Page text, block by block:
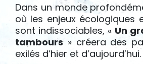
Dans un monde
où les enjeux écologiques
sont indissociables, « Un
tambours » créera des
exilés d’hier et d’aujourd’hui.